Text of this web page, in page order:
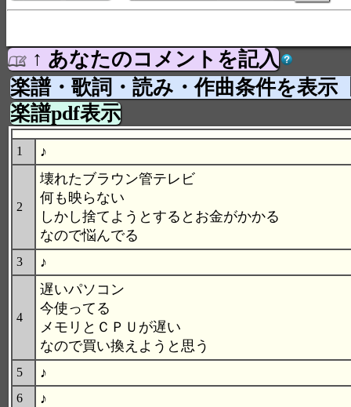
↑ あなたのコメントを記入
楽譜・歌詞・読み・作曲条件を表示
楽譜pdf表示
1 ♪
2
壊れたブラウン管テレビ
何も映らない
しかし捨てようとするとお金がかかる
なので悩んでる
3 ♪
4
遅いパソコン
今使ってる
メモリとＣＰＵが遅い
なので買い換えようと思う
5 ♪
6 ♪